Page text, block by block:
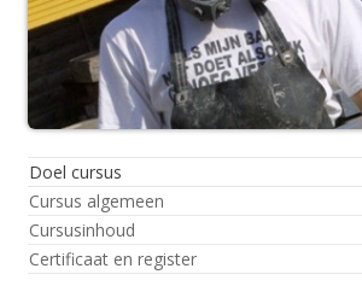
Doel cursus
Cursus algemeen
Cursusinhoud
Certificaat en register